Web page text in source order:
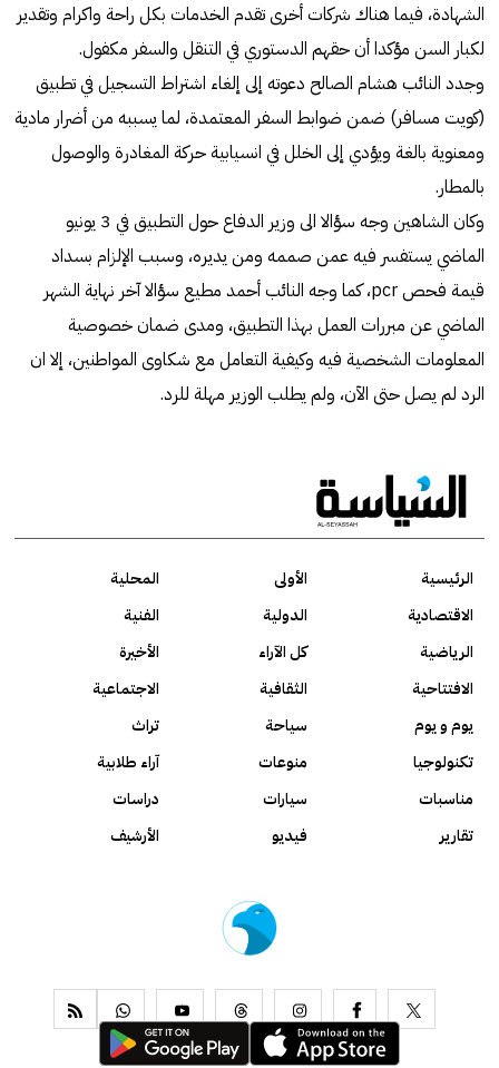
الشهادة، فيما هناك شركات أخرى تقدم الخدمات بكل راحة واكرام وتقدير
لكبار السن مؤكدا أن حقهم الدستوري في التنقل والسفر مكفول.
وجدد النائب هشام الصالح دعوته إلى إلغاء اشتراط التسجيل في تطبيق
(كويت مسافر) ضمن ضوابط السفر المعتمدة، لما يسببه من أضرار مادية
ومعنوية بالغة ويؤدي إلى الخلل في انسيابية حركة المغادرة والوصول
بالمطار.
وكان الشاهين وجه سؤالا الى وزير الدفاع حول التطبيق في 3 يونيو
الماضي يستفسر فيه عمن صممه ومن يديره، وسبب الإلزام بسداد
قيمة فحص pcr، كما وجه النائب أحمد مطيع سؤالا آخر نهاية الشهر
الماضي عن مبررات العمل بهذا التطبيق، ومدى ضمان خصوصية
المعلومات الشخصية فيه وكيفية التعامل مع شكاوى المواطنين، إلا ان
الرد لم يصل حتى الآن، ولم يطلب الوزير مهلة للرد.
الرئيسية الأولى
المحلية
الاقتصادية
الدولية
الفنية
الرياضية
كل الآراء
الأخيرة
الافتتاحية
الثقافية
الاجتماعية
يوم و يوم
سياحة
تراث
تكنولوجيا
منوعات
آراء طلابية
مناسبات
سيارات
دراسات
تقارير
فيديو الأرشيف